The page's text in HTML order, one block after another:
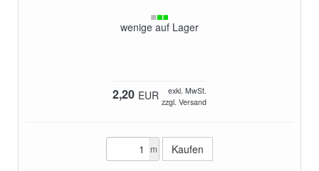
wenige auf Lager
2,20 EUR
exkl. MwSt.
zzgl. Versand
m